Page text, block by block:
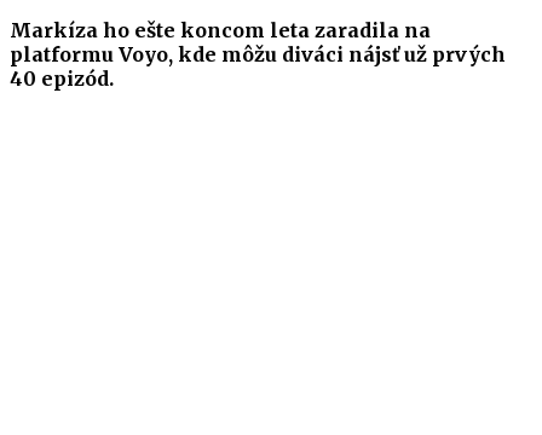
Markíza ho ešte koncom leta zaradila na
platformu Voyo, kde môžu diváci nájsť už prvých
40 epizód.